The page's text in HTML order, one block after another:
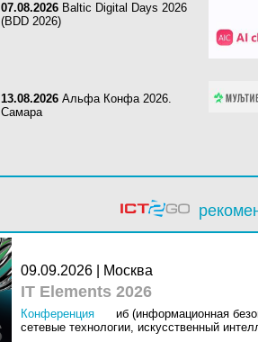
07.08.2026 Baltic Digital Days 2026
(BDD 2026)
13.08.2026 Альфа Конфа 2026.
Самара
09.09.2026 | Москва
IT Elements 2026
Конференция
иб (информационная
сетевые технологии, искусственный